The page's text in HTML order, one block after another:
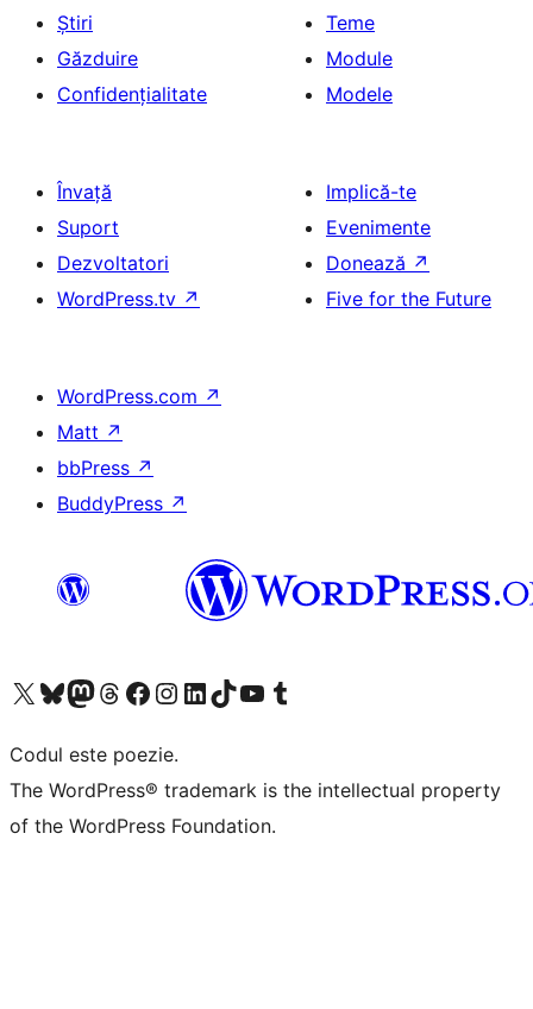
Știri
Găzduire
Confidențialitate
Teme
Module
Modele
Învață
Suport
Dezvoltatori
WordPress.tv ↗
Implică-te
Evenimente
Donează ↗
Five for the Future
WordPress.com ↗
Matt ↗
bbPress ↗
BuddyPress ↗
Mergi la contul nostru X (fost Twitter)
Vizitează contul nostru Bluesky
Vizitează contul nostru Mastodon
Vizitează contul nostru Threads
Vizitează pagina noastră Facebook
Vizitează-ne pe Instagram
Vizitează-ne pe LinkedIn
Vizitează contul nostru TikTok
Vizitează canalul nostru YouTube
Vizitează contul nostru Tumblr
Codul este poezie.
The WordPress® trademark is the intellectual property
of the WordPress Foundation.